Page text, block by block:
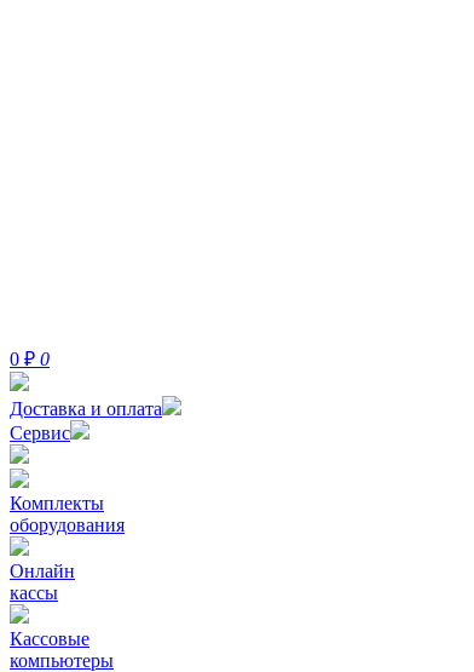
0 ₽ 0
Доставка и оплата
Сервис
Комплекты
оборудования
Онлайн
кассы
Кассовые
компьютеры